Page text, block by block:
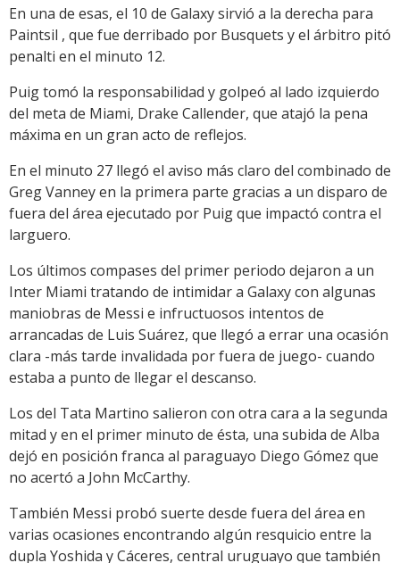
En una de esas, el 10 de Galaxy sirvió a la derecha para
Paintsil , que fue derribado por Busquets y el árbitro pitó
penalti en el minuto 12.
Puig tomó la responsabilidad y golpeó al lado izquierdo
del meta de Miami, Drake Callender, que atajó la pena
máxima en un gran acto de reflejos.
En el minuto 27 llegó el aviso más claro del combinado de
Greg Vanney en la primera parte gracias a un disparo de
fuera del área ejecutado por Puig que impactó contra el
larguero.
Los últimos compases del primer periodo dejaron a un
Inter Miami tratando de intimidar a Galaxy con algunas
maniobras de Messi e infructuosos intentos de
arrancadas de Luis Suárez, que llegó a errar una ocasión
clara -más tarde invalidada por fuera de juego- cuando
estaba a punto de llegar el descanso.
Los del Tata Martino salieron con otra cara a la segunda
mitad y en el primer minuto de ésta, una subida de Alba
dejó en posición franca al paraguayo Diego Gómez que
no acertó a John McCarthy.
También Messi probó suerte desde fuera del área en
varias ocasiones encontrando algún resquicio entre la
dupla Yoshida y Cáceres, central uruguayo que también